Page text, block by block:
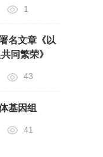
1
名文章《以
同繁荣》
43
基因组
41